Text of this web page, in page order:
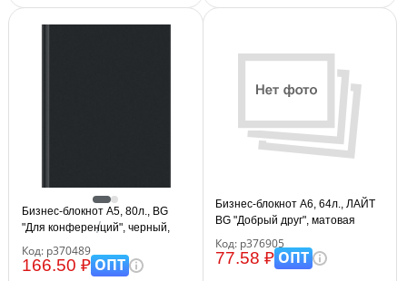
Бизнес-блокнот А5, 80л., BG
"Для конференций", черный,
Код: р370489
166.50 ₽ОПТ
Бизнес-блокнот А6, 64л., ЛАЙТ
BG "Добрый друг", матовая
Код: р376905
77.58 ₽ОПТ